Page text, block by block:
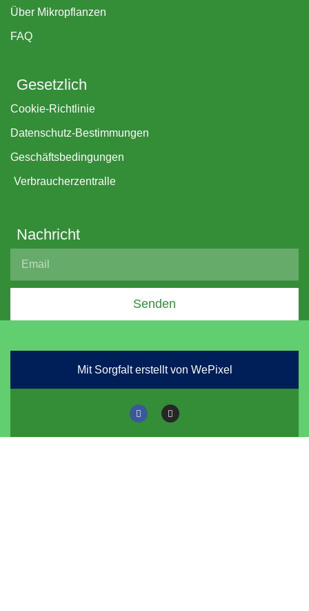
Über Mikropflanzen
FAQ
Gesetzlich
Cookie-Richtlinie
Datenschutz-Bestimmungen
Geschäftsbedingungen
Verbraucherzentralle
Nachricht
Senden
Mit Sorgfalt erstellt von WePixel